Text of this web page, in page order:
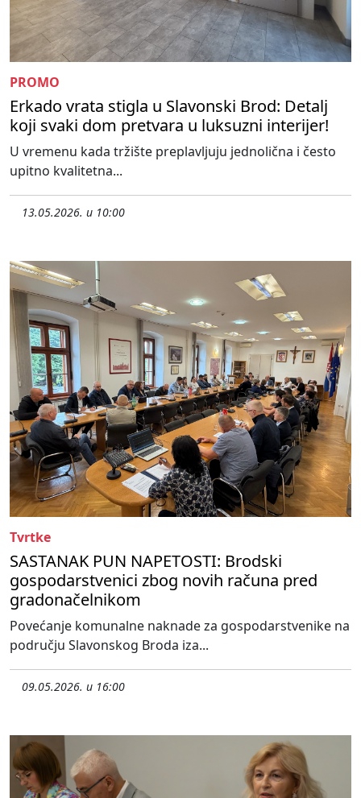
PROMO
Erkado vrata stigla u Slavonski Brod: Detalj
koji svaki dom pretvara u luksuzni interijer!
U vremenu kada tržište preplavljuju jednolična i često
upitno kvalitetna...
13.05.2026. u 10:00
Tvrtke
SASTANAK PUN NAPETOSTI: Brodski
gospodarstvenici zbog novih računa pred
gradonačelnikom
Povećanje komunalne naknade za gospodarstvenike na
području Slavonskog Broda iza...
09.05.2026. u 16:00